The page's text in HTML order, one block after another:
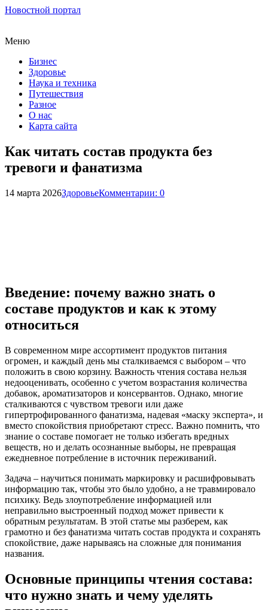
Новостной портал
Меню
Бизнес
Здоровье
Наука и техника
Путешествия
Разное
О нас
Карта сайта
Как читать состав продукта без
тревоги и фанатизма
14 марта 2026ЗдоровьеКомментарии: 0
Введение: почему важно знать о
составе продуктов и как к этому
относиться
В современном мире ассортимент продуктов питания
огромен, и каждый день мы сталкиваемся с выбором – что
положить в свою корзину. Важность чтения состава нельзя
недооценивать, особенно с учетом возрастания количества
добавок, ароматизаторов и консервантов. Однако, многие
сталкиваются с чувством тревоги или даже
гипертрофированного фанатизма, надевая «маску эксперта», и
вместо спокойствия приобретают стресс. Важно помнить, что
знание о составе помогает не только избегать вредных
веществ, но и делать осознанные выборы, не превращая
ежедневное потребление в источник переживаний.
Задача – научиться понимать маркировку и расшифровывать
информацию так, чтобы это было удобно, а не травмировало
психику. Ведь злоупотребление информацией или
неправильно выстроенный подход может привести к
обратным результатам. В этой статье мы разберем, как
грамотно и без фанатизма читать состав продукта и сохранять
спокойствие, даже нарываясь на сложные для понимания
названия.
Основные принципы чтения состава:
что нужно знать и чему уделять